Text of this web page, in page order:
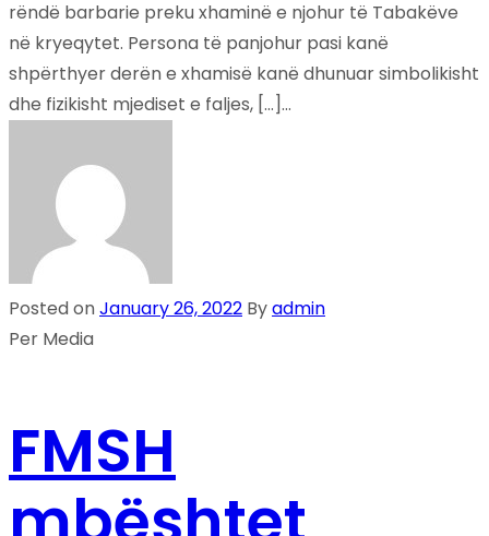
rëndë barbarie preku xhaminë e njohur të Tabakëve
në kryeqytet. Persona të panjohur pasi kanë
shpërthyer derën e xhamisë kanë dhunuar simbolikisht
dhe fizikisht mjediset e faljes, […]...
Posted onJanuary 26, 2022 Byadmin
Per Media
FMSH